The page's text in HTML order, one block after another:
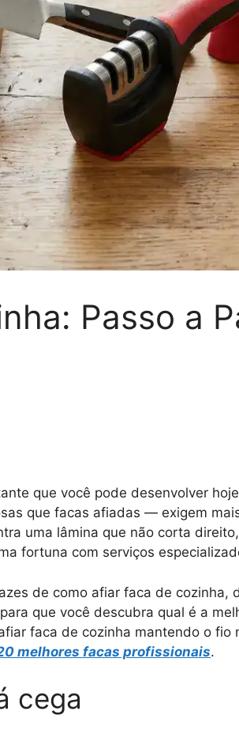
Passo a
que você pode desenvolver
que facas afiadas — exigem
uma lâmina que não corta
fortuna com serviços
de como afiar faca de cozinha,
que você descubra qual é a
faca de cozinha mantendo o fio
melhores facas profissionais.
cega